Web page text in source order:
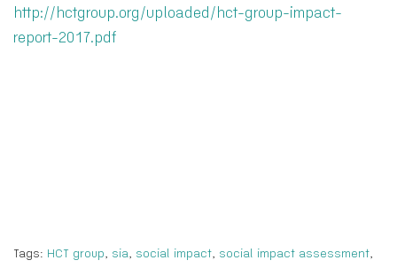
http://hctgroup.org/uploaded/hct-group-impact-
report-2017.pdf
Tags: HCT group, sia, social impact, social impact assessment,